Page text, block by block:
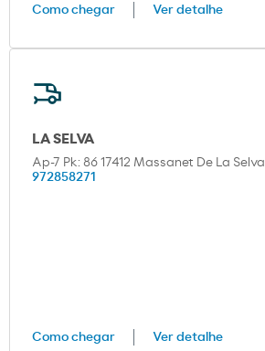
Como chegar Ver detalhe
LA SELVA
Ap-7 Pk: 86 17412 Massanet De La Selva
972858271
Como chegar Ver detalhe